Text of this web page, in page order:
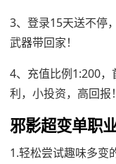
3、登录15天送不停
武器带回家！
4、充值比例1:200
利，小投资，高回报
邪影超变单职
1.轻松尝试趣味多变